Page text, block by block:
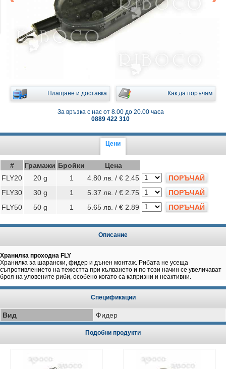
Плащане и доставка Как да поръчам
За връзка с нас от 8.00 до 20.00 часа
0889 422 310
Цени
# Грамажи Бройки
Цена
FLY20
20 g 1 4.80 лв. / € 2.45
ПОРЪЧАЙ
FLY30
30 g 1 5.37 лв. / € 2.75
ПОРЪЧАЙ
FLY50
50 g 1 5.65 лв. / € 2.89 ПОРЪЧАЙ
Описание
Хранилка проходна FLY
Хранилка за шарански, фидер и дънен монтаж. Рибата не усеща
съпротивлението на тежестта при кълването и по този начин се увеличават
броя на уловените риби, особено когато са капризни и неактивни.
Спецификации
Вид Фидер
Подобни продукти